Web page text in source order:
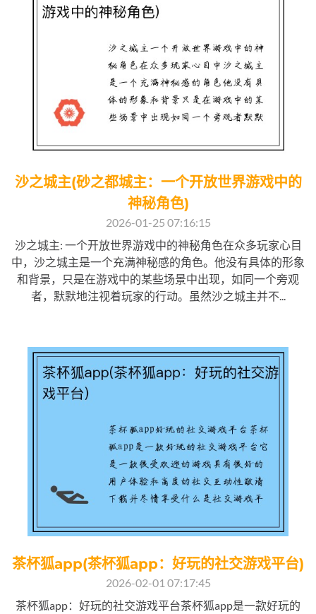
沙之城主(砂之都城主：一个开放世界游戏中的
神秘角色)
2026-01-25 07:16:15
沙之城主: 一个开放世界游戏中的神秘角色在众多玩家心目
中，沙之城主是一个充满神秘感的角色。他没有具体的形象
和背景，只是在游戏中的某些场景中出现，如同一个旁观
者，默默地注视着玩家的行动。虽然沙之城主并不...
茶杯狐app(茶杯狐app：好玩的社交游戏平台)
2026-02-01 07:17:45
茶杯狐app：好玩的社交游戏平台茶杯狐app是一款好玩的